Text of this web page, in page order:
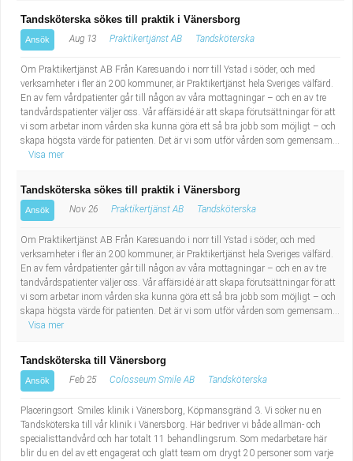
Tandsköterska sökes till praktik i Vänersborg
Ansök Aug 13 Praktikertjänst AB Tandsköterska
Om Praktikertjänst AB Från Karesuando i norr till Ystad i söder, och med
verksamheter i fler än 200 kommuner, är Praktikertjänst hela Sveriges välfärd.
En av fem vårdpatienter går till någon av våra mottagningar – och en av tre
tandvårdspatienter väljer oss. Vår affärsidé är att skapa förutsättningar för att
vi som arbetar inom vården ska kunna göra ett så bra jobb som möjligt – och
skapa högsta värde för patienten. Det är vi som utför vården som gemensam...
Visa mer
Tandsköterska sökes till praktik i Vänersborg
Ansök Nov 26 Praktikertjänst AB Tandsköterska
Om Praktikertjänst AB Från Karesuando i norr till Ystad i söder, och med
verksamheter i fler än 200 kommuner, är Praktikertjänst hela Sveriges välfärd.
En av fem vårdpatienter går till någon av våra mottagningar – och en av tre
tandvårdspatienter väljer oss. Vår affärsidé är att skapa förutsättningar för att
vi som arbetar inom vården ska kunna göra ett så bra jobb som möjligt – och
skapa högsta värde för patienten. Det är vi som utför vården som gemensam...
Visa mer
Tandsköterska till Vänersborg
Ansök Feb 25 Colosseum Smile AB Tandsköterska
Placeringsort Smiles klinik i Vänersborg, Köpmansgränd 3. Vi söker nu en
Tandsköterska till vår klinik i Vänersborg. Här bedriver vi både allmän- och
specialisttandvård och har totalt 11 behandlingsrum. Som medarbetare här
blir du en del av ett engagerat och glatt team om drygt 20 personer som varje